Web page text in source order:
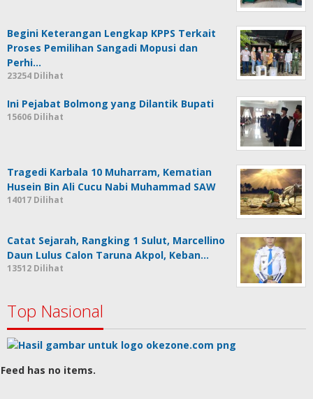
Begini Keterangan Lengkap KPPS Terkait
Proses Pemilihan Sangadi Mopusi dan
Perhi…
23254 Dilihat
Ini Pejabat Bolmong yang Dilantik Bupati
15606 Dilihat
Tragedi Karbala 10 Muharram, Kematian
Husein Bin Ali Cucu Nabi Muhammad SAW
14017 Dilihat
Catat Sejarah, Rangking 1 Sulut, Marcellino
Daun Lulus Calon Taruna Akpol, Keban…
13512 Dilihat
Top Nasional
Feed has no items.